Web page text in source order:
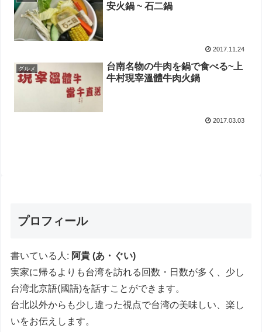
安火鍋 ~ 石二鍋
2017.11.24
グルメ
台南名物の牛肉を鍋で食べる~上
牛村現宰溫體牛肉火鍋
2017.03.03
プロフィール
書いている人: 阿貴 (あ・ぐい)
実家に帰るよりも台湾を訪れる回数・日数が多く、少し
台湾北京語(國語)を話すことができます。
台北以外からも少し違った視点で台湾の美味しい、楽し
いをお伝えします。